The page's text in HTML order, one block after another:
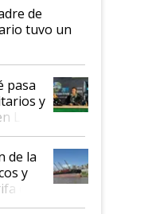
de
tuvo un
pasa
y
La
de la
y
de